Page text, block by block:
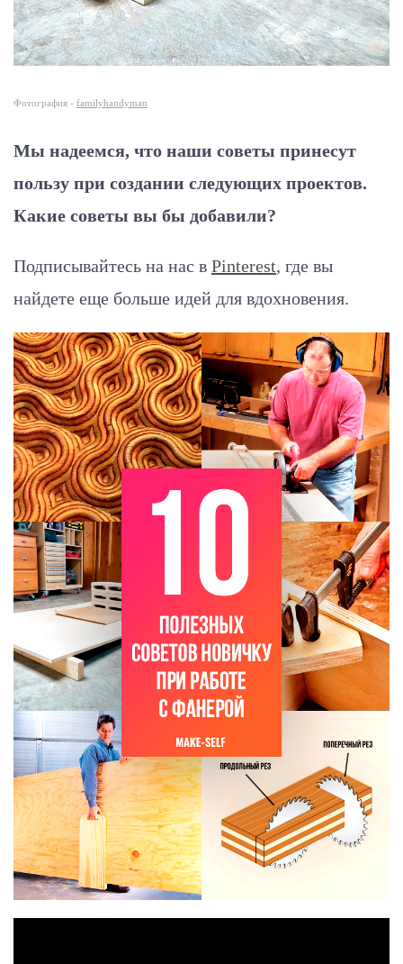
Фотография - familyhandyman
Мы надеемся, что наши советы принесут
пользу при создании следующих проектов.
Какие советы вы бы добавили?
Подписывайтесь на нас в Pinterest, где вы
найдете еще больше идей для вдохновения.